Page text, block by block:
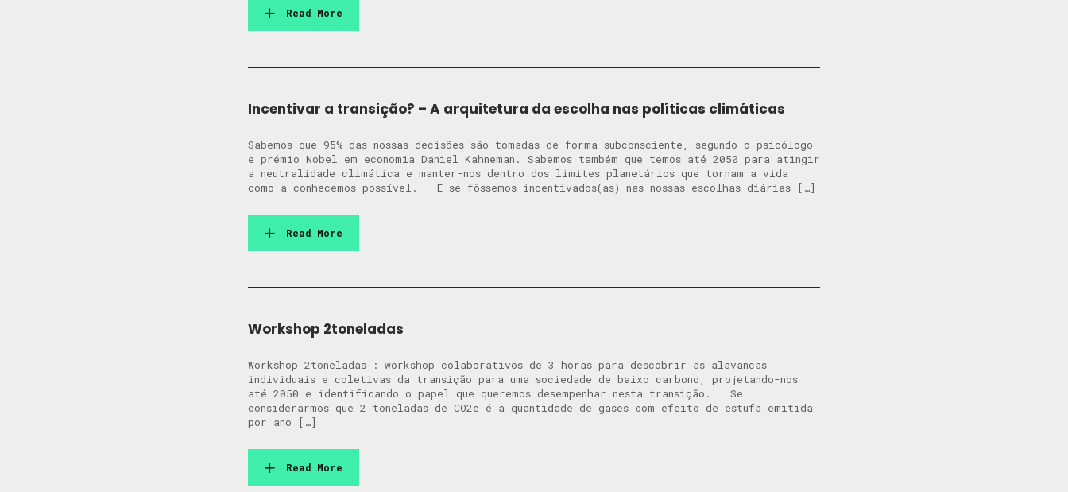
Read More
Incentivar a transição? – A arquitetura da escolha nas políticas climáticas
​​Sabemos que 95% das nossas decisões são tomadas de forma subconsciente, segundo o psicólogo
e prémio Nobel em economia Daniel Kahneman. Sabemos também que temos até 2050 para atingir
a neutralidade climática e manter-nos dentro dos limites planetários que tornam a vida
como a conhecemos possível. ​E se fôssemos incentivados(as) nas nossas escolhas diárias […]
Read More
Workshop 2toneladas
Workshop 2toneladas : workshop colaborativos de 3 horas para descobrir as alavancas
individuais e coletivas da transição para uma sociedade de baixo carbono, projetando-nos
até 2050 e identificando o papel que queremos desempenhar nesta transição. Se
considerarmos que 2 toneladas de CO2e é a quantidade de gases com efeito de estufa emitida
por ano […]
Read More